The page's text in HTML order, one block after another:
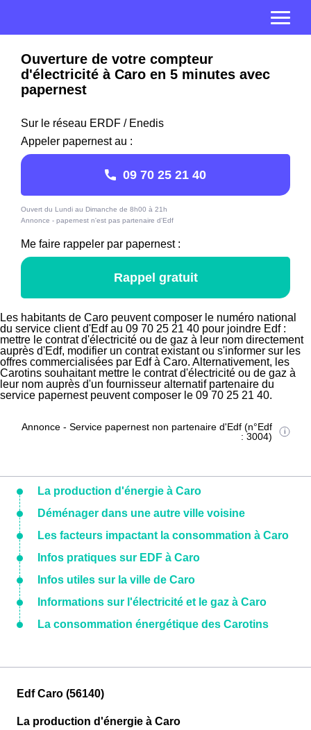
Ouverture de votre compteur
d'électricité à Caro en 5 minutes avec
papernest
Sur le réseau ERDF / Enedis
Appeler papernest au :
09 70 25 21 40
Ouvert du Lundi au Dimanche de 8h00 à 21h
Annonce - papernest n'est pas partenaire d'Edf
Me faire rappeler par papernest :
Rappel gratuit
Les habitants de Caro peuvent composer le numéro national
du service client d'Edf au 09 70 25 21 40 pour joindre Edf :
mettre le contrat d'électricité ou de gaz à leur nom directement
auprès d'Edf, modifier un contrat existant ou s'informer sur les
offres commercialisées par Edf à Caro. Alternativement, les
Carotins souhaitant mettre le contrat d'électricité ou de gaz à
leur nom auprès d'un fournisseur alternatif partenaire du
service papernest peuvent composer le 09 70 25 21 40.
Annonce - Service papernest non partenaire d'Edf (n°Edf
: 3004)
La production d'énergie à Caro
Déménager dans une autre ville voisine
Les facteurs impactant la consommation à Caro
Infos pratiques sur EDF à Caro
Infos utiles sur la ville de Caro
Informations sur l'électricité et le gaz à Caro
La consommation énergétique des Carotins
Edf Caro (56140)
La production d'énergie à Caro